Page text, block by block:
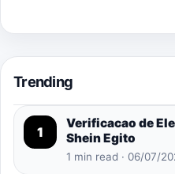
Trending
1
Verificacao de
Shein Egito
1 min read · 06/07/